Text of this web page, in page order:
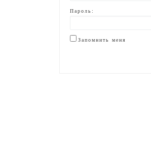
Пароль:
Запомнить меня